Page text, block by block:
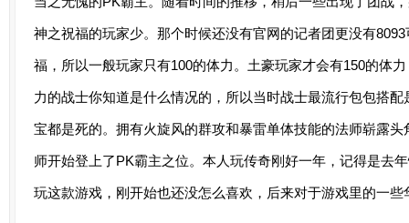
神之祝福的玩家少。那个时候还没有官网的记者团更没有
福，所以一般玩家只有100的体力。土豪玩家才会有150的体
力的战士你知道是什么情况的，所以当时战士最流行包包搭
宝都是死的。拥有火旋风的群攻和暴雷单体技能的法师崭露
师开始登上了PK霸主之位。本人玩传奇刚好一年，记得是去
玩这款游戏，刚开始也还没怎么喜欢，后来对于游戏里的一